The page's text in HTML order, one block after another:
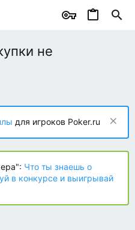
не
для игроков Poker.ru
Что ты знаешь о
в конкурсе и выигрывай